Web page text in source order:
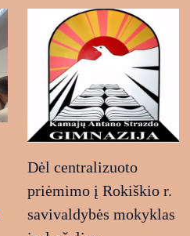
Dėl centralizuoto
priėmimo į Rokiškio r.
savivaldybės mokyklas